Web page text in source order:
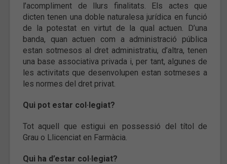
l’acompliment de llurs finalitats. Els actes que
dicten tenen una doble naturalesa jurídica en funció
de la potestat en virtut de la qual actuen. D’una
banda, quan actuen com a administració pública
estan sotmesos al dret administratiu, d’altra, tenen
una base associativa privada i, per tant, algunes de
les activitats que desenvolupen estan sotmeses a
les normes del dret privat.
Qui pot estar col·legiat?
Tot aquell que estigui en possessió del títol de
Grau o Llicenciat en Farmàcia.
Qui ha d’estar col·legiat?